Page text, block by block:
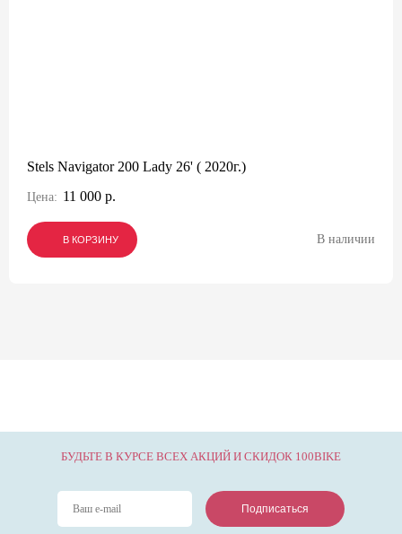
Stels Navigator 200 Lady 26' ( 2020г.)
Цена: 11 000 р.
В КОРЗИНУ
В КОРЗИНУ
В КОРЗИНУ В наличии
БУДЬТЕ В КУРСЕ ВСЕХ АКЦИЙ И СКИДОК 100BIKE
Подписаться
Подписаться
Подписаться